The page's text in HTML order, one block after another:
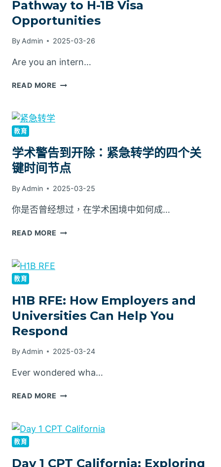
Pathway to H-1B Visa
Opportunities
By Admin 2025-03-26
Are you an intern…
READ MORE
教育
学术警告到开除：紧急转学的四个关
键时间节点
By Admin 2025-03-25
你是否曾经想过，在学术困境中如何成…
READ MORE
教育
H1B RFE: How Employers and
Universities Can Help You
Respond
By Admin 2025-03-24
Ever wondered wha…
READ MORE
教育
Day 1 CPT California: Exploring